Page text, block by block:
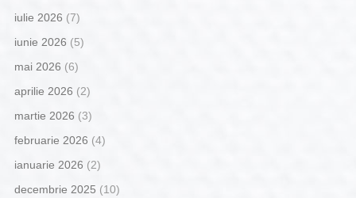
iulie 2026 (7)
iunie 2026 (5)
mai 2026 (6)
aprilie 2026 (2)
martie 2026 (3)
februarie 2026 (4)
ianuarie 2026 (2)
decembrie 2025 (10)